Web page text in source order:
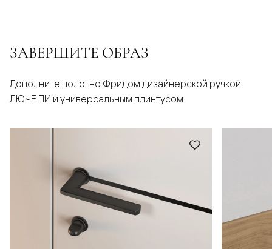
ЗАВЕРШИТЕ ОБРАЗ
Дополните полотно Фридом дизайнерской ручкой
ЛЮЧЕ ПИ и универсальным плинтусом.